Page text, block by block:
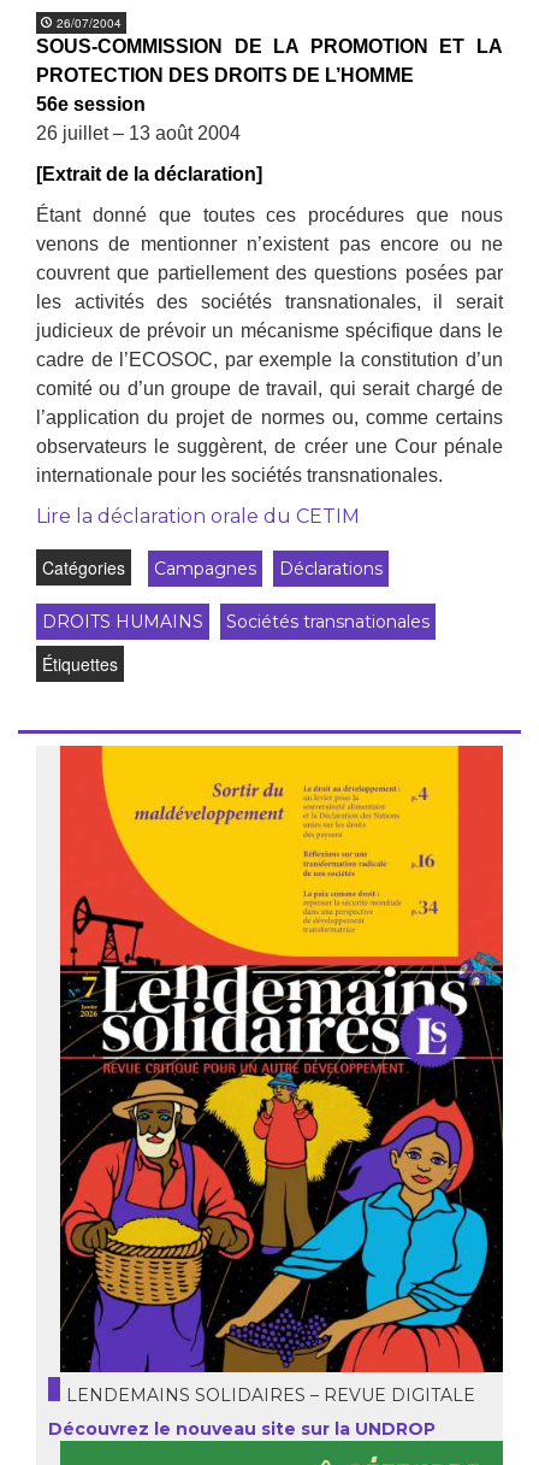
26/07/2004
SOUS-COMMISSION DE LA PROMOTION ET LA
PROTECTION DES DROITS DE L’HOMME
56e session
26 juillet – 13 août 2004
[Extrait de la déclaration]
Étant donné que toutes ces procédures que nous
venons de mentionner n’existent pas encore ou ne
couvrent que partiellement des questions posées par
les activités des sociétés transnationales, il serait
judicieux de prévoir un mécanisme spécifique dans le
cadre de l’ECOSOC, par exemple la constitution d’un
comité ou d’un groupe de travail, qui serait chargé de
l’application du projet de normes ou, comme certains
observateurs le suggèrent, de créer une Cour pénale
internationale pour les sociétés transnationales.
Lire la déclaration orale du CETIM
Catégories Campagnes Déclarations
DROITS HUMAINS Sociétés transnationales
Étiquettes
LENDEMAINS SOLIDAIRES – REVUE DIGITALE
Découvrez le nouveau site sur la UNDROP